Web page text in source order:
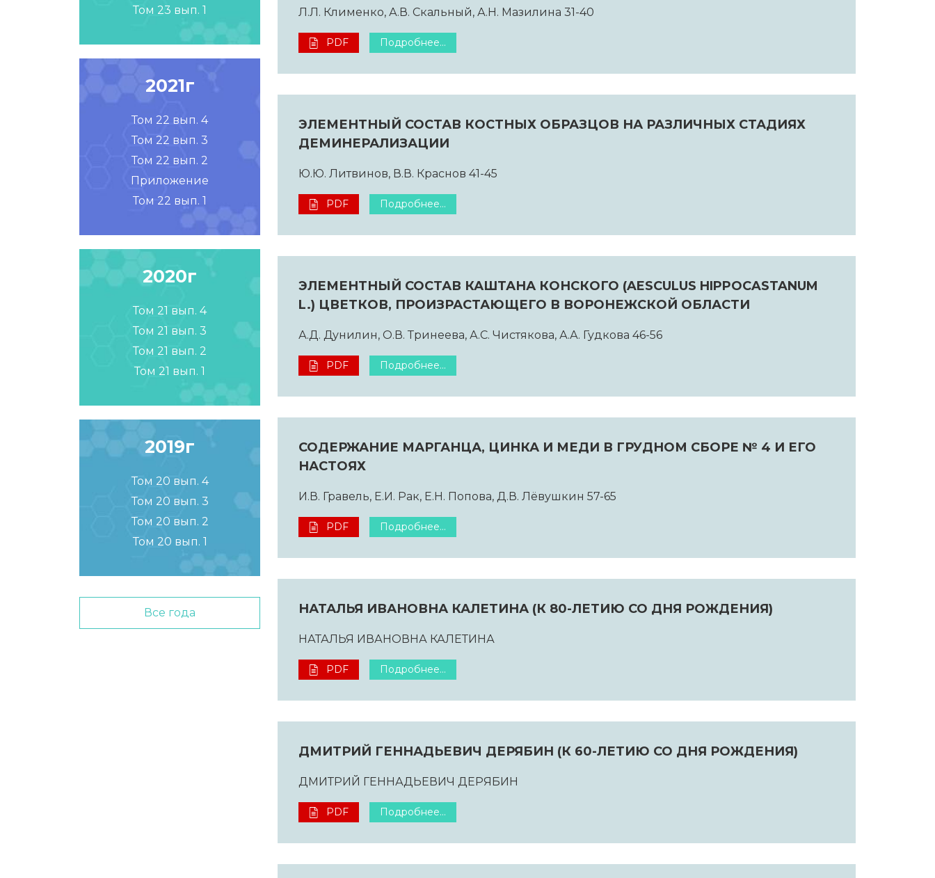
Том 23 вып. 1
2021г
Том 22 вып. 4
Том 22 вып. 3
Том 22 вып. 2
Приложение
Том 22 вып. 1
2020г
Том 21 вып. 4
Том 21 вып. 3
Том 21 вып. 2
Том 21 вып. 1
2019г
Том 20 вып. 4
Том 20 вып. 3
Том 20 вып. 2
Том 20 вып. 1
Все года
Л.Л. Клименко, А.В. Скальный, А.Н. Мазилина 31-40
PDF Подробнее...
ЭЛЕМЕНТНЫЙ СОСТАВ КОСТНЫХ ОБРАЗЦОВ НА РАЗЛИЧНЫХ СТАДИЯХ
ДЕМИНЕРАЛИЗАЦИИ
Ю.Ю. Литвинов, В.В. Краснов 41-45
PDF Подробнее...
ЭЛЕМЕНТНЫЙ СОСТАВ КАШТАНА КОНСКОГО (AESCULUS HIPPOCASTANUM
L.) ЦВЕТКОВ, ПРОИЗРАСТАЮЩЕГО В ВОРОНЕЖСКОЙ ОБЛАСТИ
А.Д. Дунилин, О.В. Тринеева, А.С. Чистякова, А.А. Гудкова 46-56
PDF Подробнее...
СОДЕРЖАНИЕ МАРГАНЦА, ЦИНКА И МЕДИ В ГРУДНОМ СБОРЕ № 4 И ЕГО
НАСТОЯХ
И.В. Гравель, Е.И. Рак, Е.Н. Попова, Д.В. Лёвушкин 57-65
PDF Подробнее...
НАТАЛЬЯ ИВАНОВНА КАЛЕТИНА (К 80-ЛЕТИЮ СО ДНЯ РОЖДЕНИЯ)
НАТАЛЬЯ ИВАНОВНА КАЛЕТИНА
PDF Подробнее...
ДМИТРИЙ ГЕННАДЬЕВИЧ ДЕРЯБИН (К 60-ЛЕТИЮ СО ДНЯ РОЖДЕНИЯ)
ДМИТРИЙ ГЕННАДЬЕВИЧ ДЕРЯБИН
PDF Подробнее...